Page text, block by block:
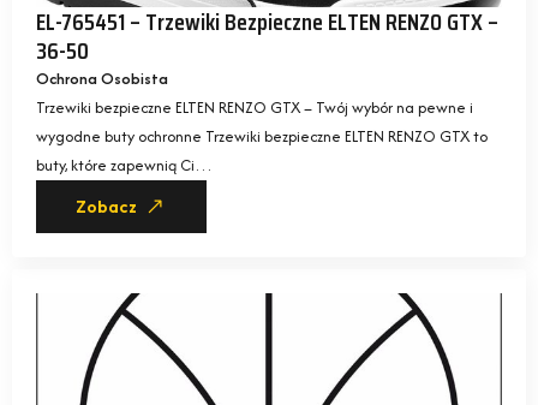
EL-765451 – Trzewiki Bezpieczne ELTEN RENZO GTX –
36-50
Ochrona Osobista
Trzewiki bezpieczne ELTEN RENZO GTX – Twój wybór na pewne i
wygodne buty ochronne Trzewiki bezpieczne ELTEN RENZO GTX to
buty, które zapewnią Ci…
Zobacz